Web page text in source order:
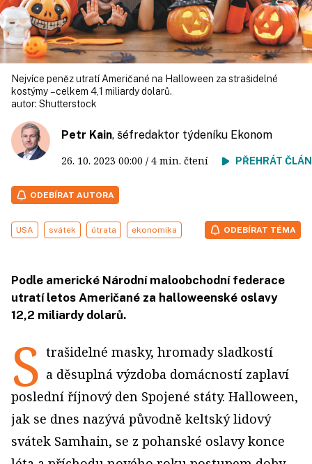
Nejvíce peněz utratí Američané na Halloween za strašidelné
kostýmy – celkem 4,1 miliardy dolarů.
autor: Shutterstock
Petr Kain, šéfredaktor týdeníku Ekonom
26. 10. 2023 00:00 / 4 min. čtení PŘEHRÁT
ODEBÍRAT AUTORA
USA svátek útrata ekonomika ODEBÍRAT TÉMA
Podle americké Národní maloobchodní federace
utratí letos Američané za halloweenské oslavy
12,2 miliardy dolarů.
S trašidelné masky, hromady sladkostí
a děsuplná výzdoba domácností zaplaví
poslední říjnový den Spojené státy. Halloween,
jak se dnes nazývá původně keltský lidový
svátek Samhain, se z pohanské oslavy konce